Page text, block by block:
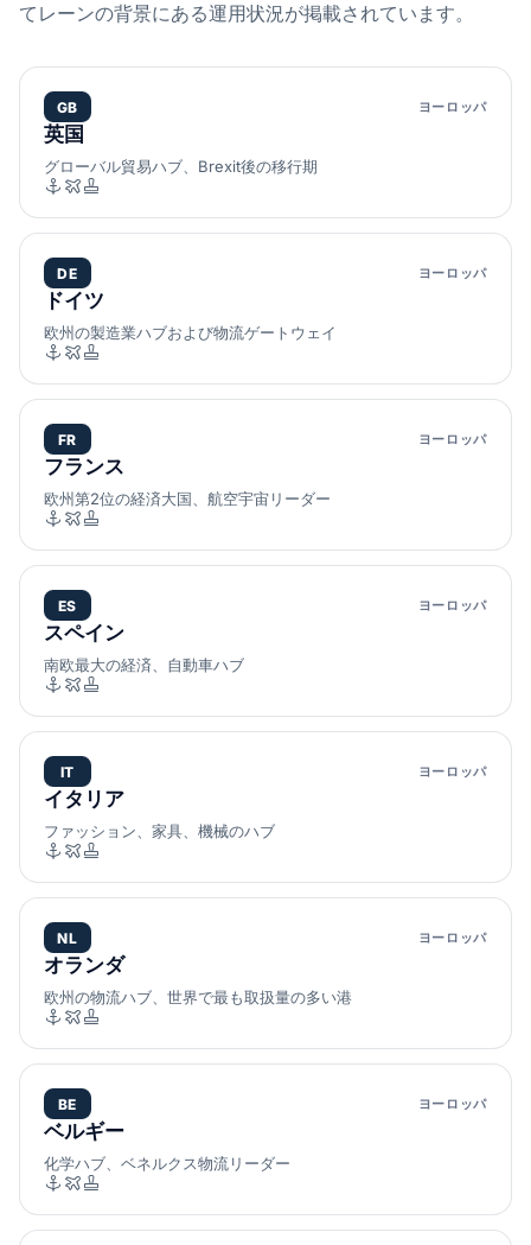
てレーンの背景にある運用状況が掲載されています。
GB ヨーロッパ
英国
グローバル貿易ハブ、Brexit後の移行期
DE ヨーロッパ
ドイツ
欧州の製造業ハブおよび物流ゲートウェイ
FR ヨーロッパ
フランス
欧州第2位の経済大国、航空宇宙リーダー
ES ヨーロッパ
スペイン
南欧最大の経済、自動車ハブ
IT ヨーロッパ
イタリア
ファッション、家具、機械のハブ
NL ヨーロッパ
オランダ
欧州の物流ハブ、世界で最も取扱量の多い港
BE ヨーロッパ
ベルギー
化学ハブ、ベネルクス物流リーダー